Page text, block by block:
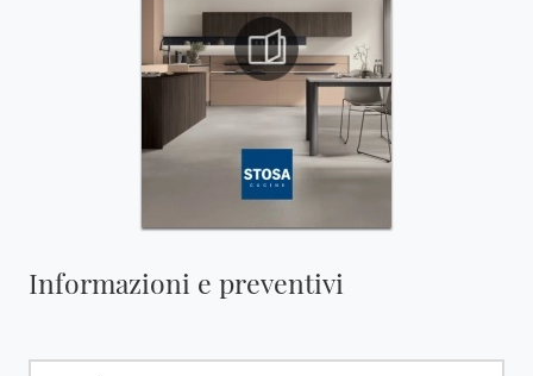
Informazioni e preventivi